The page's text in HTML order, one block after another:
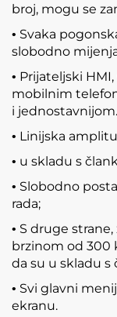
broj, mogu se
• Svaka
slobodno
• Prijateljski
mobilnim
i jednostavnijom.
• Linijska
• u skladu s
• Slobodno
rada;
• S druge
brzinom od 300
da su u skladu s
• Svi glavni
ekranu.